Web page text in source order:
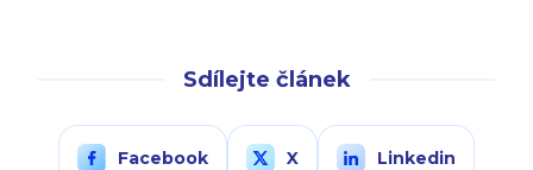
Sdílejte článek
Facebook X Linkedin